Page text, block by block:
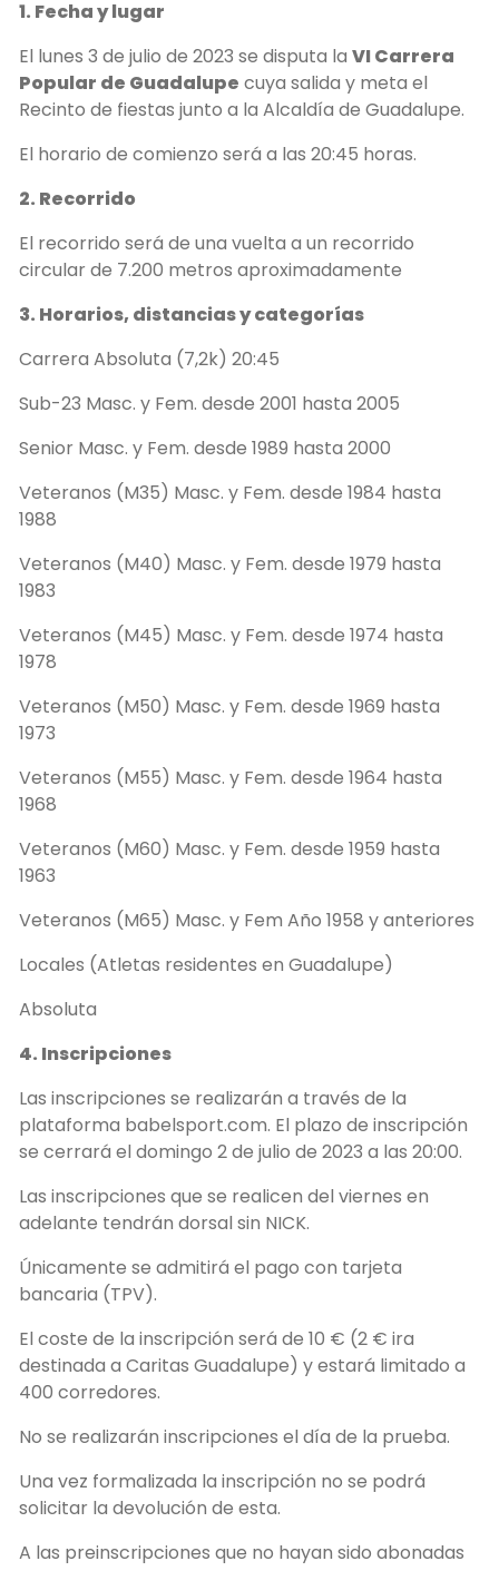
1. Fecha y lugar
El lunes 3 de julio de 2023 se disputa la VI Carrera
Popular de Guadalupe cuya salida y meta el
Recinto de fiestas junto a la Alcaldía de Guadalupe.
El horario de comienzo será a las 20:45 horas.
2. Recorrido
El recorrido será de una vuelta a un recorrido
circular de 7.200 metros aproximadamente
3. Horarios, distancias y categorías
Carrera Absoluta (7,2k) 20:45
Sub-23 Masc. y Fem. desde 2001 hasta 2005
Senior Masc. y Fem. desde 1989 hasta 2000
Veteranos (M35) Masc. y Fem. desde 1984 hasta
1988
Veteranos (M40) Masc. y Fem. desde 1979 hasta
1983
Veteranos (M45) Masc. y Fem. desde 1974 hasta
1978
Veteranos (M50) Masc. y Fem. desde 1969 hasta
1973
Veteranos (M55) Masc. y Fem. desde 1964 hasta
1968
Veteranos (M60) Masc. y Fem. desde 1959 hasta
1963
Veteranos (M65) Masc. y Fem Año 1958 y anteriores
Locales (Atletas residentes en Guadalupe)
Absoluta
4. Inscripciones
Las inscripciones se realizarán a través de la
plataforma babelsport.com. El plazo de inscripción
se cerrará el domingo 2 de julio de 2023 a las 20:00.
Las inscripciones que se realicen del viernes en
adelante tendrán dorsal sin NICK.
Únicamente se admitirá el pago con tarjeta
bancaria (TPV).
El coste de la inscripción será de 10 € (2 € ira
destinada a Caritas Guadalupe) y estará limitado a
400 corredores.
No se realizarán inscripciones el día de la prueba.
Una vez formalizada la inscripción no se podrá
solicitar la devolución de esta.
A las preinscripciones que no hayan sido abonadas